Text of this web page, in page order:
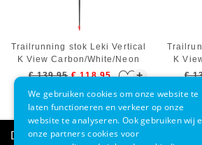
+
Trailrunning stok Leki Vertical
K View Carbon/White/Neon
Red - 130 cm
€ 139,95 € 118,95
K
€
Direct advies
We gebruiken cookies om onze website te
laten functioneren en verkeer op onze
website te analyseren. Ook gebruiken wij
onze partners cookies voor